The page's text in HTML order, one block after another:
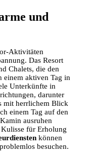
und
Aktivitäten
Das Resort
Chalets, die den
einem aktiven Tag in
Unterkünfte in
darunter
mit herrlichem Blick
einem Tag auf den
ausruhen
für Erholung
können
besuchen.